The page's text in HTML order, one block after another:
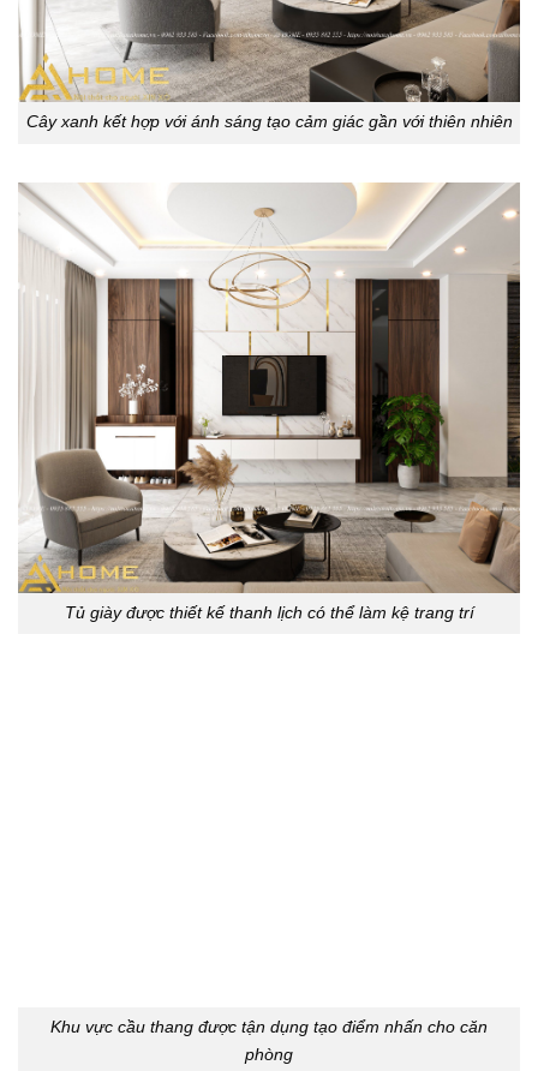
Cây xanh kết hợp với ánh sáng tạo cảm giác gần với thiên nhiên
Tủ giày được thiết kế thanh lịch có thể làm kệ trang trí
Khu vực cầu thang được tận dụng tạo điểm nhấn cho căn
phòng